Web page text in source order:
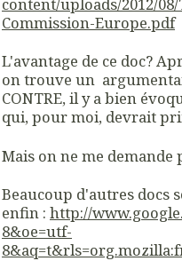
content/uploads/2012/
Commission-Europe.pdf
L'avantage de ce doc?
on trouve un
CONTRE, il y a bien
qui, pour moi, devrait
Mais on ne me demande
Beaucoup d'autres docs
enfin : http://
8&oe=utf-